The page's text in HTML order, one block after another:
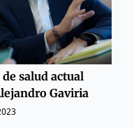
salud actual
Gaviria